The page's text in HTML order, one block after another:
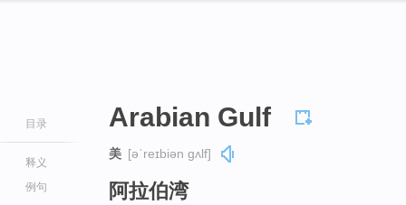
目录
释义
例句
Arabian Gulf
美 [əˈreɪbiən ɡʌlf]
阿拉伯湾